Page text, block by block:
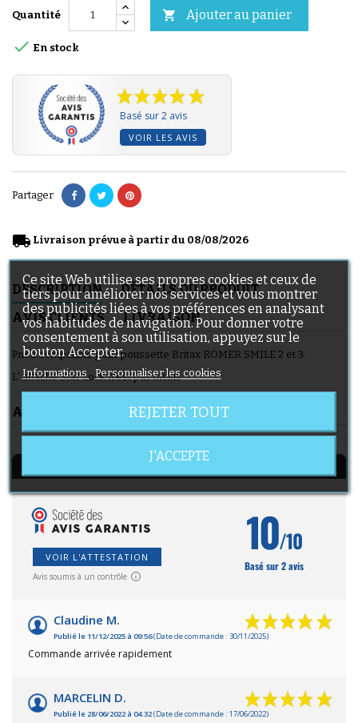
Quantité  Ajouter au panier
 En stock
Basé sur 2 avis
VOIR LES AVIS
Partager
local_shipping Livraison prévue à partir du 08/08/2026
DESCRIPTION
DÉTAILS DU PRODUIT
AVIS CLIENTS
LIVRAISON
Pneu compatible pour poussette Britax RÖMER SMILE 2 et 3.
L' attache Star Lock n'est pas inclus
AVIS CLIENTS
AVIS À PROPOS DU PRODUIT
VOIR L'ATTESTATION
Avis soumis à un contrôle
10/10
Basé sur 2 avis
Claudine M.
Publié le 11/12/2025 à 09:56(Date de commande : 30/11/2025)
Commande arrivée rapidement
MARCELIN D.
Publié le 28/06/2022 à 04:32(Date de commande : 17/06/2022)
Ce site Web utilise ses propres cookies et ceux de
tiers pour améliorer nos services et vous montrer
des publicités liées à vos préférences en analysant
vos habitudes de navigation. Pour donner votre
consentement à son utilisation, appuyez sur le
bouton Accepter.
Informations Personnaliser les cookies
REJETER TOUT
J'ACCEPTE